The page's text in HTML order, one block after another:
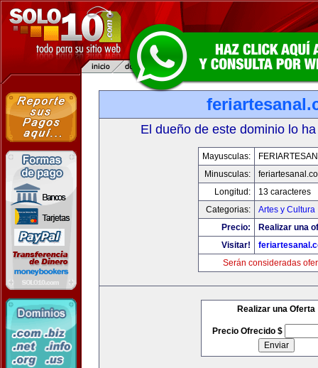
El dueño de este dominio lo
Mayusculas:
Minusculas:
Longitud:
13 caracteres
Categorias:
Artes y Cultura
Precio:
Realizar una
Visitar!
Serán consideradas
Realizar una Oferta
Precio Ofrecido $